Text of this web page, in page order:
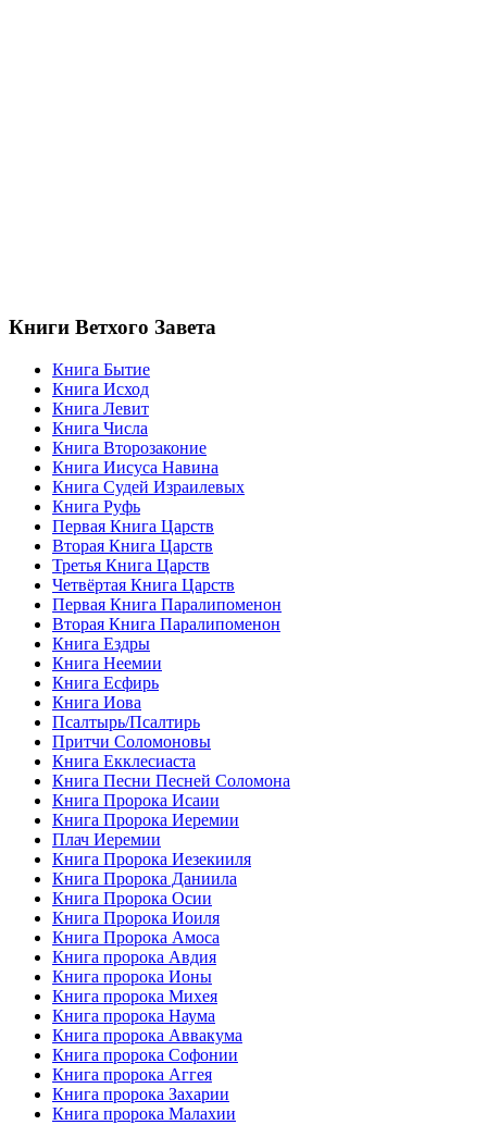
Книги Ветхого Завета
Книга Бытие
Книга Исход
Книга Левит
Книга Числа
Книга Второзаконие
Книга Иисуса Навина
Книга Судей Израилевых
Книга Руфь
Первая Книга Царств
Вторая Книга Царств
Третья Книга Царств
Четвёртая Книга Царств
Первая Книга Паралипоменон
Вторая Книга Паралипоменон
Книга Ездры
Книга Неемии
Книга Есфирь
Книга Иова
Псалтырь/Псалтирь
Притчи Соломоновы
Книга Екклесиаста
Книга Песни Песней Соломона
Книга Пророка Исаии
Книга Пророка Иеремии
Плач Иеремии
Книга Пророка Иезекииля
Книга Пророка Даниила
Книга Пророка Осии
Книга Пророка Иоиля
Книга Пророка Амоса
Книга пророка Авдия
Книга пророка Ионы
Книга пророка Михея
Книга пророка Наума
Книга пророка Аввакума
Книга пророка Софонии
Книга пророка Аггея
Книга пророка Захарии
Книга пророка Малахии